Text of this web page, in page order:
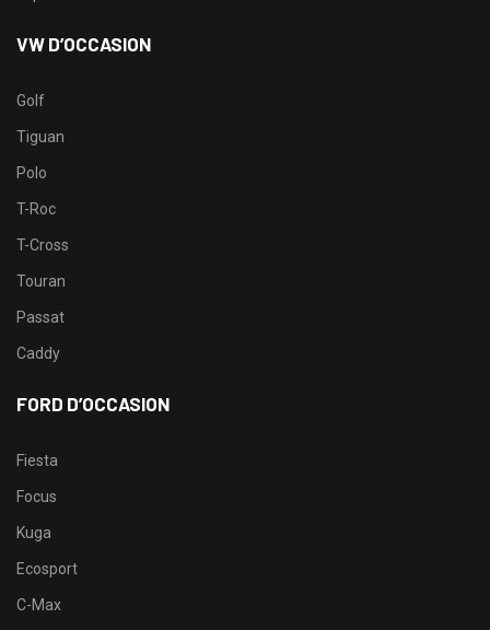
VW D’OCCASION
Golf
Tiguan
Polo
T-Roc
T-Cross
Touran
Passat
Caddy
FORD D’OCCASION
Fiesta
Focus
Kuga
Ecosport
C-Max